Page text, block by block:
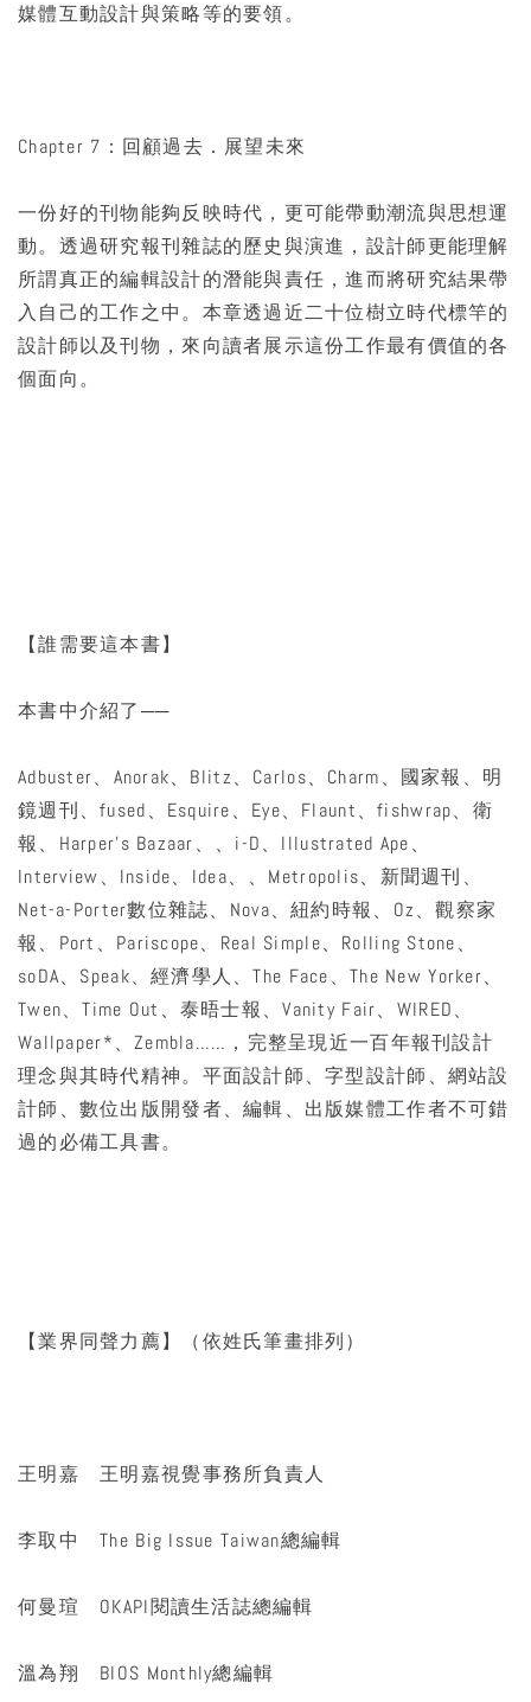
媒體互動設計與策略等的要領。
Chapter 7：回顧過去．展望未來
一份好的刊物能夠反映時代，更可能帶動潮流與思想運
動。透過研究報刊雜誌的歷史與演進，設計師更能理解
所謂真正的編輯設計的潛能與責任，進而將研究結果帶
入自己的工作之中。本章透過近二十位樹立時代標竿的
設計師以及刊物，來向讀者展示這份工作最有價值的各
個面向。
【誰需要這本書】
本書中介紹了──
Adbuster、Anorak、Blitz、Carlos、Charm、國家報、明
鏡週刊、fused、Esquire、Eye、Flaunt、fishwrap、衛
報、Harper’s Bazaar、、i-D、Illustrated Ape、
Interview、Inside、Idea、、Metropolis、新聞週刊、
Net-a-Porter數位雜誌、Nova、紐約時報、Oz、觀察家
報、Port、Pariscope、Real Simple、Rolling Stone、
soDA、Speak、經濟學人、The Face、The New Yorker、
Twen、Time Out、泰晤士報、Vanity Fair、WIRED、
Wallpaper*、Zembla……，完整呈現近一百年報刊設計
理念與其時代精神。平面設計師、字型設計師、網站設
計師、數位出版開發者、編輯、出版媒體工作者不可錯
過的必備工具書。
【業界同聲力薦】（依姓氏筆畫排列）
王明嘉 王明嘉視覺事務所負責人
李取中 The Big Issue Taiwan總編輯
何曼瑄 OKAPI閱讀生活誌總編輯
溫為翔 BIOS Monthly總編輯